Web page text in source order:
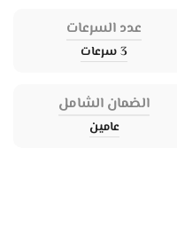
عدد السرعات
3 سرعات
الضمان الشامل
عامين